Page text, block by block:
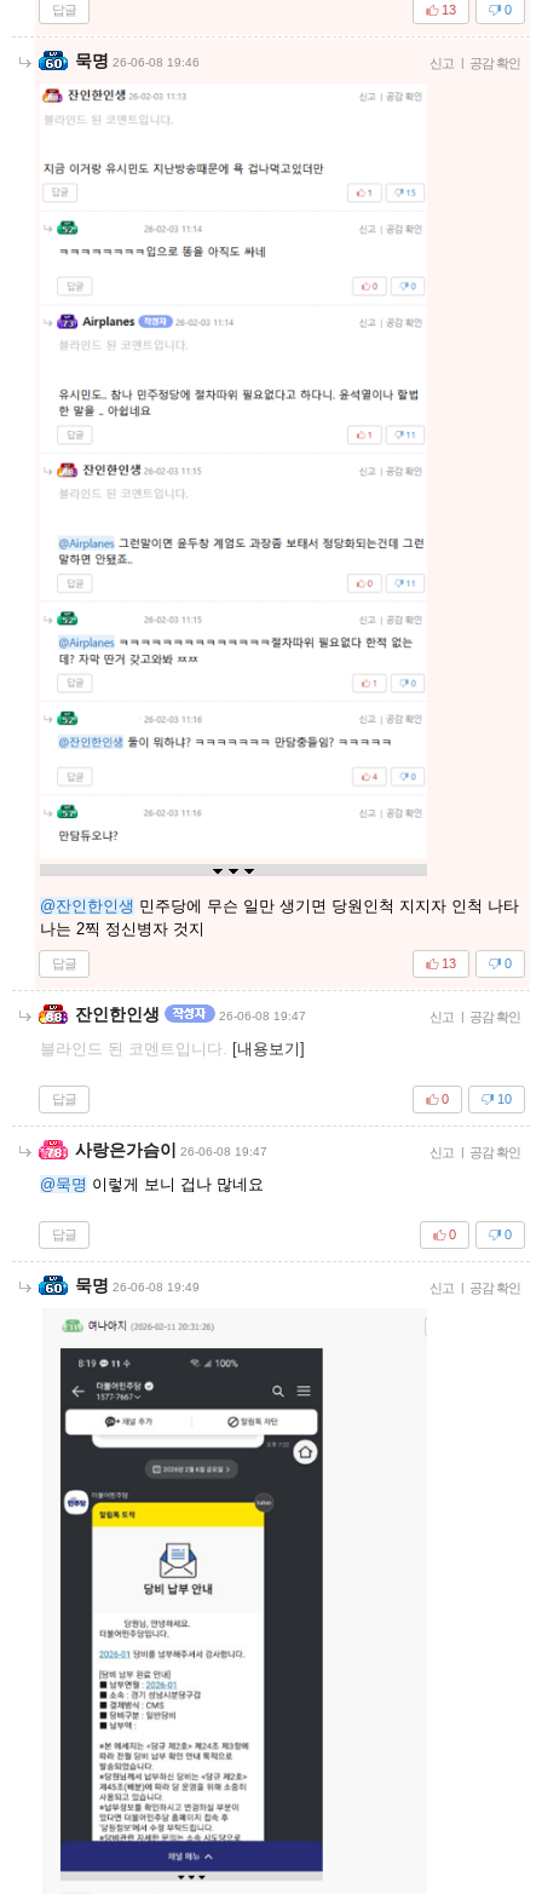
답글 0
13
묵명 26-06-08 19:46 신고 | 공감 확인
@잔인한인생 민주당에 무슨 일만 생기면 당원인척 지지자 인척 나타
나는 2찍 정신병자 것지
답글 0
13
잔인한인생 26-06-08 19:47 신고 | 공감 확인
블라인드 된 코멘트입니다. [내용보기]
답글 10
0
사랑은가슴이 26-06-08 19:47 신고 | 공감 확인
@묵명 이렇게 보니 겁나 많네요
답글 0
0
묵명 26-06-08 19:49 신고 | 공감 확인